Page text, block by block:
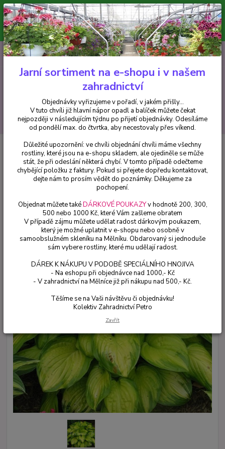
Minimální hodnota pro odeslání z e-shopu je 300 Kč.
V tuto chvíli již hlavní nápor objednávek opadl a balíček můžete čekat
nejpozději v následujícím týdnu po přijetí objednávky. Objednávky
vyřizujeme v pořadí, v jakém přišly...
CZK
Hledat
+420 602 223 614 0ks
za0 Kč
Hosty
Hosta Stained Glass- Bohyška - cena za kus v 3-kusovém
balení
Hosta Stained Glass- Bohyška -
cena za kus v 3-kusovém balení
Jarní sortiment na e-shopu i v našem
zahradnictví
Objednávky vyřizujeme v pořadí, v jakém přišly...
V tuto chvíli již hlavní nápor opadl a balíček můžete čekat
nejpozději v následujícím týdnu po přijetí objednávky. Odesíláme
od pondělí max. do čtvrtka, aby necestovaly přes víkend.
Důležité upozornění: ve chvíli objednání chvíli máme všechny
rostliny, které jsou na e-shopu skladem, ale ojediněle se může
stát, že při odeslání některá chybí. V tomto případě odečteme
chybějící položku z faktury. Pokud si přejete dopředu kontaktovat,
dejte nám to prosím vědět do poznámky. Děkujeme za
pochopení.
Objednat můžete takéDÁRKOVÉ POUKAZYv hodnotě 200, 300,
500 nebo 1000 Kč, které Vám zašleme obratem
V případě zájmu můžete udělat radost dárkovým poukazem,
který je možné uplatnit v e-shopu nebo osobně v
samoobslužném skleníku na Mělníku. Obdarovaný si jednoduše
sám vybere rostliny, které mu udělají radost.
DÁREK K NÁKUPU V PODOBĚ SPECIÁLNÍHO HNOJIVA
- Na eshopu při objednávce nad 1000,- Kč
- V zahradnictví na Mělníce již při nákupu nad 500,- Kč.
Těšíme se na Vaši návštěvu či objednávku!
Kolektiv Zahradnictví Petro
Zavřít